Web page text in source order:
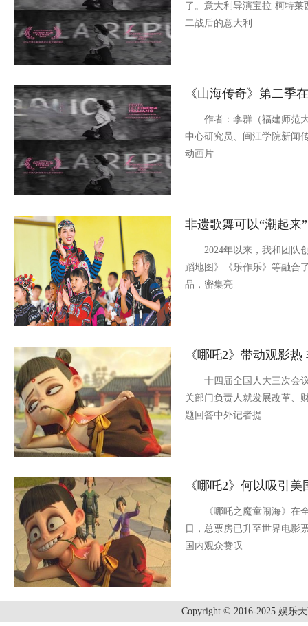
了。意大利导演宝拉·柯特
二战后的意大利
《山海传奇》第二季
作者：李群（福建师范大
中心研究员、闽江学院新
动画片
非遗歌舞可以“潮起来”
2024年以来，我和团队创
蹈地图》《乐作乐》等融合
品，密集亮
《哪吒2》带动观影
十四届全国人大三次会议
关部门负责人就发展改革、
题回答中外记者提
《哪吒2》何以吸引
《哪吒之魔童闹海》在全
日，总票房已升至世界电影
国内观众赞叹
Copyright © 2016-2025 娱乐